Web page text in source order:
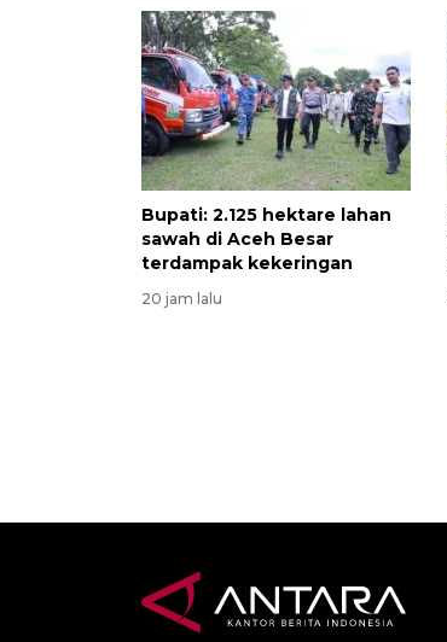
Bupati: 2.125 hektare lahan
sawah di Aceh Besar
terdampak kekeringan
20 jam lalu